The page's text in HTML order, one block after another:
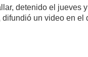
detenido el jueves
un video en el